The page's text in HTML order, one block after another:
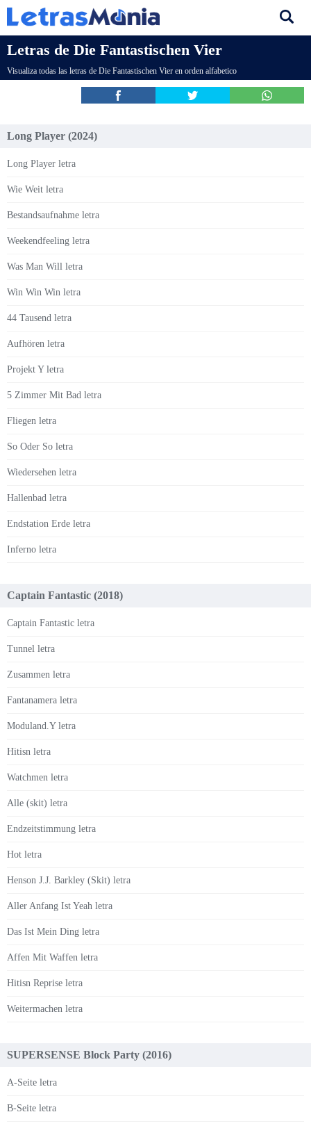
Letras de Die Fantastischen Vier
Visualiza todas las letras de Die Fantastischen Vier en orden alfabetico
Long Player (2024)
Long Player letra
Wie Weit letra
Bestandsaufnahme letra
Weekendfeeling letra
Was Man Will letra
Win Win Win letra
44 Tausend letra
Aufhören letra
Projekt Y letra
5 Zimmer Mit Bad letra
Fliegen letra
So Oder So letra
Wiedersehen letra
Hallenbad letra
Endstation Erde letra
Inferno letra
Captain Fantastic (2018)
Captain Fantastic letra
Tunnel letra
Zusammen letra
Fantanamera letra
Moduland.Y letra
Hitisn letra
Watchmen letra
Alle (skit) letra
Endzeitstimmung letra
Hot letra
Henson J.J. Barkley (Skit) letra
Aller Anfang Ist Yeah letra
Das Ist Mein Ding letra
Affen Mit Waffen letra
Hitisn Reprise letra
Weitermachen letra
SUPERSENSE Block Party (2016)
A-Seite letra
B-Seite letra